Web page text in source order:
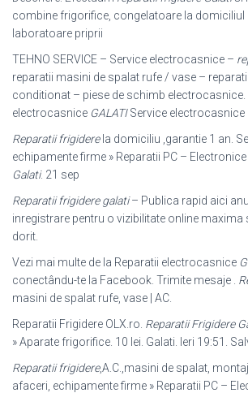
combine frigorifice, congelatoare la domiciliul
laboratoare priprii
TEHNO SERVICE – Service electrocasnice –
reparatii masini de spalat rufe / vase –
conditionat – piese de schimb electrocasnice.
electrocasnice GALATIService electrocasnice
Reparatii frigiderela domiciliu ,garantie 1 an.
echipamente firme » Reparatii PC –
Galati. 21 sep
Reparatii frigidere galati– Publica rapid aici
inregistrare pentru o vizibilitate online maxima
dorit.
Vezi mai multe de la Reparatii electrocasnice
conectându-te la Facebook. Trimite mesaje .
masini de spalat rufe, vase | AC.
Reparatii Frigidere OLX.ro. Reparatii Frigidere
» Aparate frigorifice. 10 lei. Galati. Ieri 19:51.
Reparatii frigidere,A.C.,masini de spalat,
afaceri, echipamente firme » Reparatii PC –